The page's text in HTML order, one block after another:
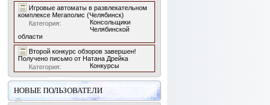
Игровые автоматы в развлекательном
комплексе Мегаполис (Челябинск)
Категория:
Консольщики
Челябинской
области
Второй конкурс обзоров завершен!
Получено письмо от Натана Дрейка
Категория:
Конкурсы
НОВЫЕ ПОЛЬЗОВАТЕЛИ